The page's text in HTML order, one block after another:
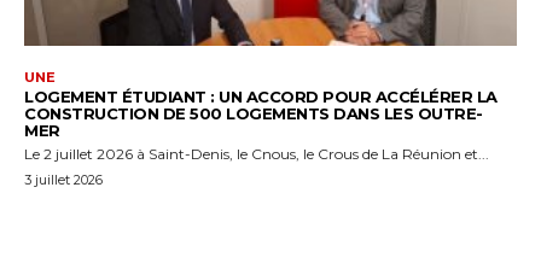
UNE
LOGEMENT ÉTUDIANT : UN ACCORD POUR ACCÉLÉRER LA
CONSTRUCTION DE 500 LOGEMENTS DANS LES OUTRE-
MER
Le 2 juillet 2026 à Saint-Denis, le Cnous, le Crous de La Réunion et...
3 juillet 2026